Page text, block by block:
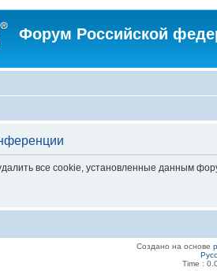
Форум Российской
все cookie, установленные данным
Создано на основе
Time :